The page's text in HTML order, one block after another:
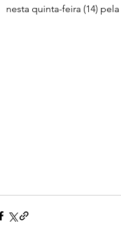
nesta quinta-feira (14)